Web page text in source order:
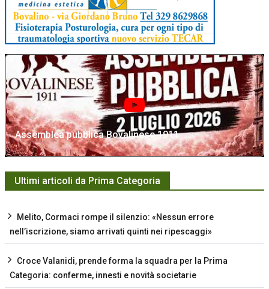
Assemblea pubblica Bovalinese 1911
Ultimi articoli da Prima Categoria
Melito, Cormaci rompe il silenzio: «Nessun errore
nell’iscrizione, siamo arrivati quinti nei ripescaggi»
Croce Valanidi, prende forma la squadra per la Prima
Categoria: conferme, innesti e novità societarie